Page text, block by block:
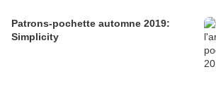
Patrons-pochette automne 2019:
Simplicity